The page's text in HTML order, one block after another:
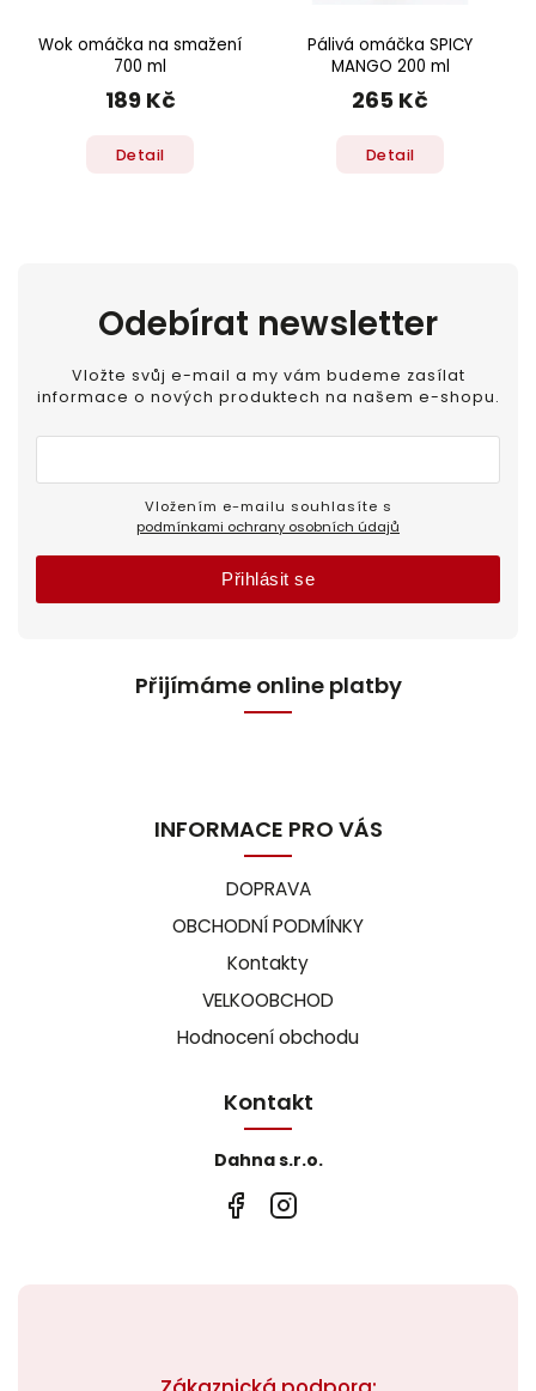
Wok omáčka na smažení
700 ml
189 Kč
Detail
Pálivá omáčka SPICY
MANGO 200 ml
265 Kč
Detail
Odebírat newsletter
Vložte svůj e-mail a my vám budeme zasílat
informace o nových produktech na našem e-shopu.
podmínkami ochrany osobních údajů
Přihlásit se
Přijímáme online platby
INFORMACE PRO VÁS
DOPRAVA
OBCHODNÍ PODMÍNKY
Kontakty
VELKOOBCHOD
Hodnocení obchodu
Kontakt
Dahna s.r.o.